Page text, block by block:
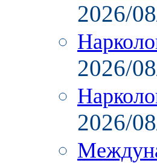
2026/
2026/
2026/